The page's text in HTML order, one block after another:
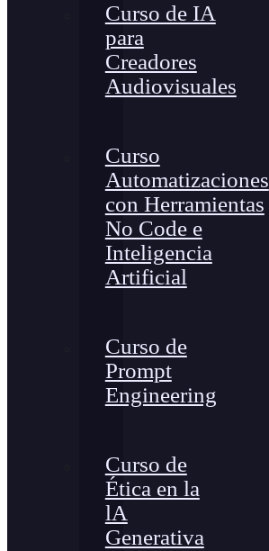
Curso de IA
para
Creadores
Audiovisuales
Curso
Automatizaciones
con Herramientas
No Code e
Inteligencia
Artificial
Curso de
Prompt
Engineering
Curso de
Ética en la
lA
Generativa